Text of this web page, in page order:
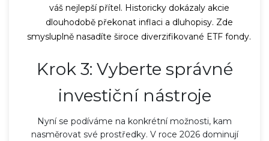
váš nejlepší přítel. Historicky dokázaly akcie
dlouhodobě překonat inflaci a dluhopisy. Zde
smysluplně nasadíte široce diverzifikované ETF fondy.
Krok 3: Vyberte správné
investiční nástroje
Nyní se podíváme na konkrétní možnosti, kam
nasměrovat své prostředky. V roce 2026 dominují